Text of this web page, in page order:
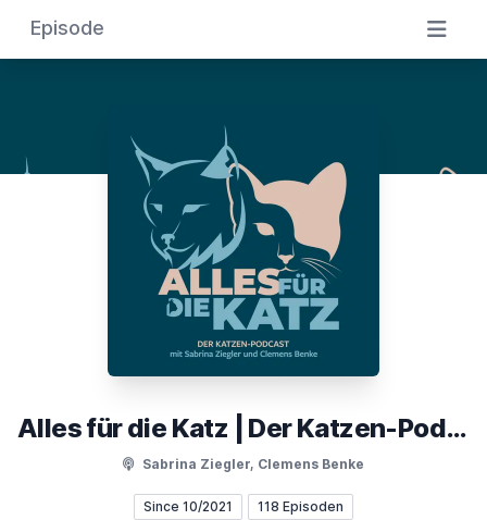
Episode
Alles für die Katz | Der Katzen-Podcast
Sabrina Ziegler, Clemens Benke
Since 10/2021 118 Episoden